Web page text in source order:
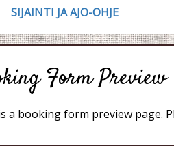
SIJAINTI JA AJO-OHJE
Form Preview
a booking form preview page.